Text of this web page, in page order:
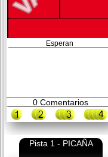
Esperan
0Comentarios
Pista 1 - PICAÑA